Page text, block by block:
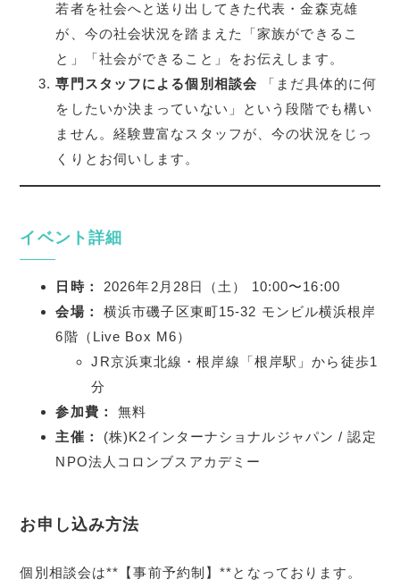
若者を社会へと送り出してきた代表・金森克雄
が、今の社会状況を踏まえた「家族ができるこ
と」「社会ができること」をお伝えします。
専門スタッフによる個別相談会 「まだ具体的に何
をしたいか決まっていない」という段階でも構い
ません。経験豊富なスタッフが、今の状況をじっ
くりとお伺いします。
イベント詳細
日時：
2026年2月28日（土） 10:00〜16:00
会場：
横浜市磯子区東町15-32 モンビル横浜根岸
6階（Live Box M6）
JR京浜東北線・根岸線「根岸駅」から徒歩1
分
参加費：
無料
主催：
(株)K2インターナショナルジャパン / 認定
NPO法人コロンブスアカデミー
お申し込み方法
個別相談会は**【事前予約制】**となっております。